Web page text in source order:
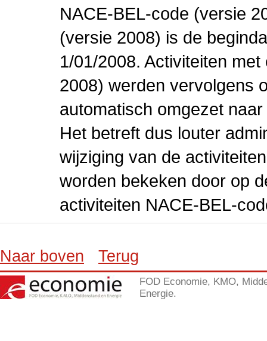
NACE-BEL-code (versie
(versie 2008) is de
1/01/2008. Activiteiten
2008) werden vervolgens
automatisch omgezet
Het betreft dus louter
wijziging van de
worden bekeken door op
activiteiten NACE-BEL-
Naar boven Terug
FOD Economie, KMO,
Energie.